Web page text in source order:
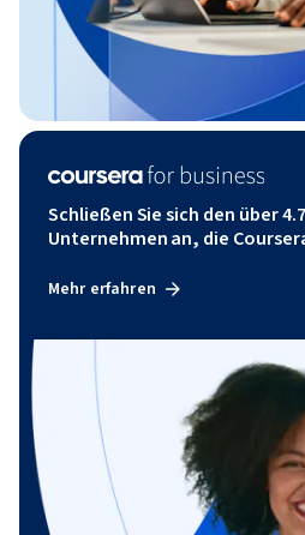
Schließen Sie sich den über
Unternehmen an, die
Mehr erfahren